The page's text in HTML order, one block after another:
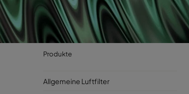
Produkte
Allgemeine Luftfilter